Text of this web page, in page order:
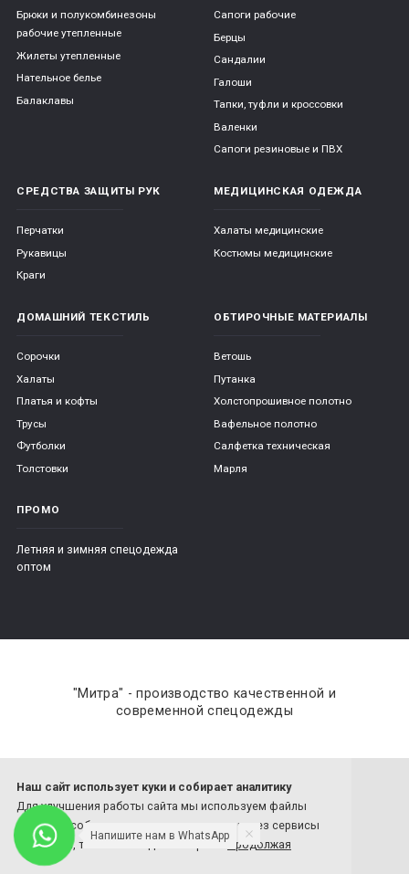
Наш сайт использует куки и собирает аналитику
Для улучшения работы сайта мы используем файлы
cookies и собираем анонимные данные через сервисы
аналитики, такие как ЯндексМетрика.
Продолжая
использовать сайт, вы соглашаетесь с нашей политикой
Брюки и полукомбинезоны
рабочие утепленные
Жилеты утепленные
Нательное белье
Балаклавы
Сапоги рабочие
Берцы
Сандалии
Галоши
Тапки, туфли и кроссовки
Валенки
Сапоги резиновые и ПВХ
СРЕДСТВА ЗАЩИТЫ РУК
Перчатки
Рукавицы
Краги
МЕДИЦИНСКАЯ ОДЕЖДА
Халаты медицинские
Костюмы медицинские
ДОМАШНИЙ ТЕКСТИЛЬ
Сорочки
Халаты
Платья и кофты
Трусы
Футболки
Толстовки
ОБТИРОЧНЫЕ МАТЕРИАЛЫ
Ветошь
Путанка
Холстопрошивное полотно
Вафельное полотно
Салфетка техническая
Марля
ПРОМО
Летняя и зимняя спецодежда
оптом
"Митра" - производство качественной и
современной спецодежды
8 800-201-59-70
8 4932-26-77-81
Обратный звонок
Напишите нам в WhatsApp